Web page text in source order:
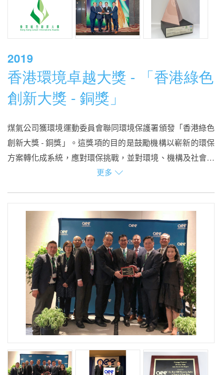
2019
香港環境卓越大獎 - 「香港綠色
創新大獎 - 銅獎」
煤氣公司獲環境運動委員會聯同環境保護署頒發「香港綠色
創新大獎-銅獎」。這獎項的目的是鼓勵機構以嶄新的環保
方案轉化成系統，應對環保挑戰，並對環境、機構及社會產
構。獲獎項目為香港首個醫院熱電聯供系統，煤氣公司獲頒
此殊榮以表彰其在
少碳排放的同時降低能源成本的創新綠
色理念。
更多